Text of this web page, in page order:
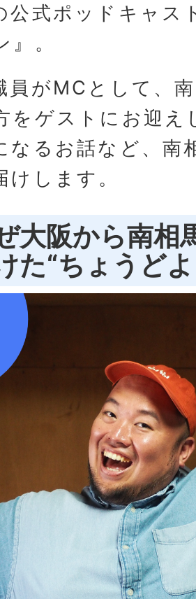
公式ポッドキャス
。
員がMCとして、
をゲストにお迎え
なるお話など、南
けします。
大阪から南相
た“ちょうど